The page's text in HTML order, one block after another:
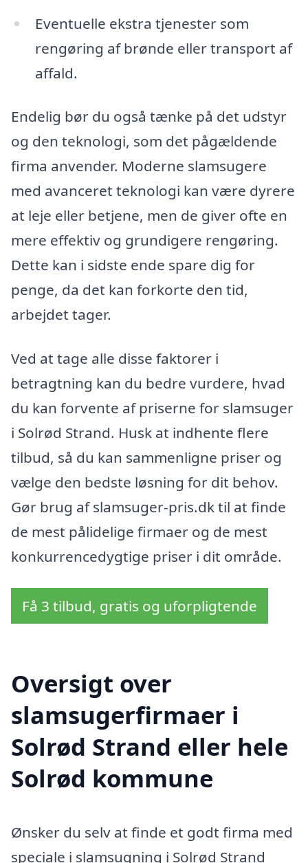
Eventuelle ekstra tjenester som
rengøring af brønde eller transport af
affald.
Endelig bør du også tænke på det udstyr
og den teknologi, som det pågældende
firma anvender. Moderne slamsugere
med avanceret teknologi kan være dyrere
at leje eller betjene, men de giver ofte en
mere effektiv og grundigere rengøring.
Dette kan i sidste ende spare dig for
penge, da det kan forkorte den tid,
arbejdet tager.
Ved at tage alle disse faktorer i
betragtning kan du bedre vurdere, hvad
du kan forvente af priserne for slamsuger
i Solrød Strand. Husk at indhente flere
tilbud, så du kan sammenligne priser og
vælge den bedste løsning for dit behov.
Gør brug af slamsuger-pris.dk til at finde
de mest pålidelige firmaer og de mest
konkurrencedygtige priser i dit område.
Få 3 tilbud, gratis og uforpligtende
Oversigt over
slamsugerfirmaer i
Solrød Strand eller hele
Solrød kommune
Ønsker du selv at finde et godt firma med
speciale i slamsugning i Solrød Strand